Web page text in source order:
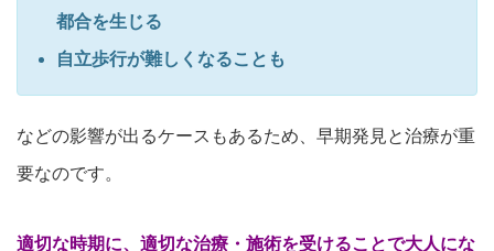
都合を生じる
自立歩行が難しくなることも
などの影響が出るケースもあるため、早期発見と治療が重
要なのです。
適切な時期に、適切な治療・施術を受けることで大人にな